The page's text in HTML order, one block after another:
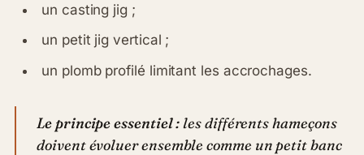
un casting jig ;
un petit jig vertical ;
un plomb profilé limitant les accrochages.
Le principe essentiel :les différents hameçons
doivent évoluer ensemble comme un petit banc